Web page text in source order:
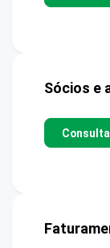
Sócios e